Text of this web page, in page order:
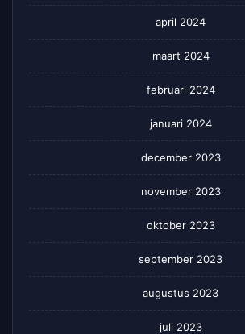
april 2024
maart 2024
februari 2024
januari 2024
december 2023
november 2023
oktober 2023
september 2023
augustus 2023
juli 2023